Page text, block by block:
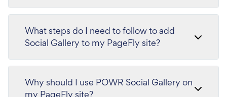
What steps do I need to follow to add
Social Gallery to my PageFly site?
Why should I use POWR Social Gallery on
my PageFly site?